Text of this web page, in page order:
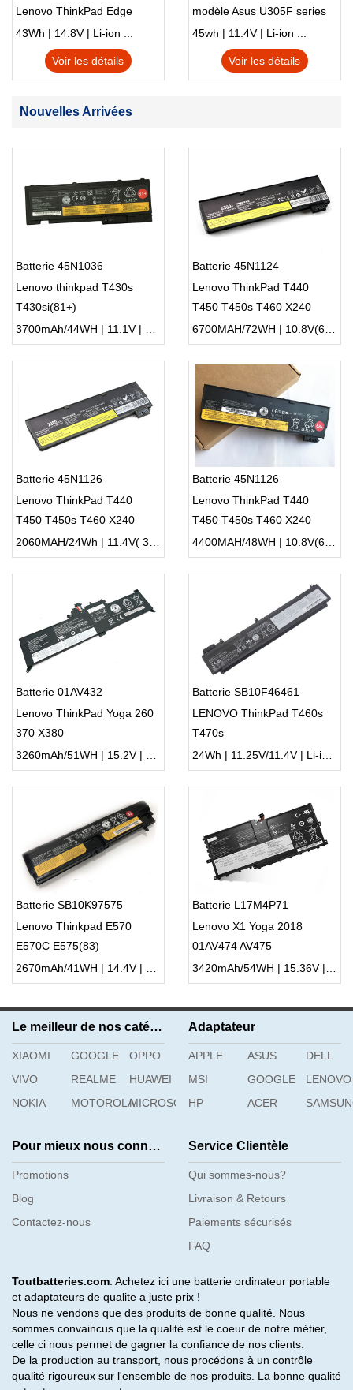
Lenovo ThinkPad Edge
S230u Twist
43Wh | 14.8V | Li-ion ...
Voir les détails
modèle Asus U305F series
45wh | 11.4V | Li-ion ...
Voir les détails
Nouvelles Arrivées
Batterie 45N1036
Lenovo thinkpad T430s
T430si(81+)
3700mAh/44WH | 11.1V | Li-ion ...
Batterie 45N1124
Lenovo ThinkPad T440
T450 T450s T460 X240
X250 X260
6700MAH/72WH | 10.8V(6cells) | Li-ion ...
Batterie 45N1126
Lenovo ThinkPad T440
T450 T450s T460 X240
X250 X260
2060MAH/24Wh | 11.4V( 3cells) | Li-ion ...
Batterie 45N1126
Lenovo ThinkPad T440
T450 T450s T460 X240
X250 X260
4400MAH/48WH | 10.8V(6cells) | Li-ion ...
Batterie 01AV432
Lenovo ThinkPad Yoga 260
370 X380
3260mAh/51WH | 15.2V | Li-ion ...
Batterie SB10F46461
LENOVO ThinkPad T460s
T470s
24Wh | 11.25V/11.4V | Li-ion ...
Batterie SB10K97575
Lenovo Thinkpad E570
E570C E575(83)
2670mAh/41WH | 14.4V | Li-ion ...
Batterie L17M4P71
Lenovo X1 Yoga 2018
01AV474 AV475
3420mAh/54WH | 15.36V | Li-ion ...
Le meilleur de nos catégories
XIAOMI GOOGLE
OPPO
VIVO
REALME
HUAWEI
NOKIA
MOTOROLAMICROSOFT
Adaptateur
APPLE ASUS
DELL
MSI
GOOGLE
LENOVO
HP
ACER
Pour mieux nous connaître
Promotions
Blog
Contactez-nous
Service Clientèle
Qui sommes-nous?
Livraison & Retours
Paiements sécurisés
FAQ
Toutbatteries.com: Achetez ici une batterie ordinateur portable
et adaptateurs de qualite a juste prix !
Nous ne vendons que des produits de bonne qualité. Nous
sommes convaincus que la qualité est le coeur de notre métier,
celle ci nous permet de gagner la confiance de nos clients.
De la production au transport, nous procédons à un contrôle
qualité rigoureux sur l'ensemble de nos produits. La bonne qualité